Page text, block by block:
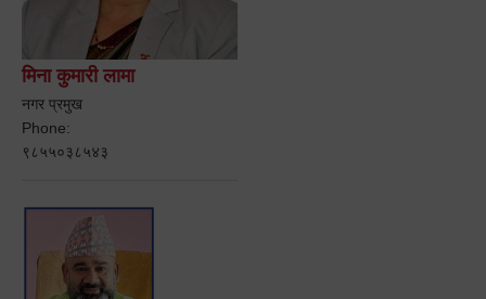
मिना कुमारी लामा
नगर प्रमुख
Phone:
९८५५०३८५४३